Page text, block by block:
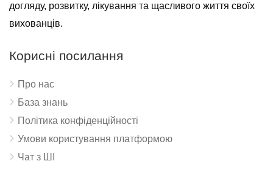
догляду, розвитку, лікування та щасливого життя своїх
вихованців.
Корисні посилання
Про нас
База знань
Політика конфіденційності
Умови користування платформою
Чат з ШІ